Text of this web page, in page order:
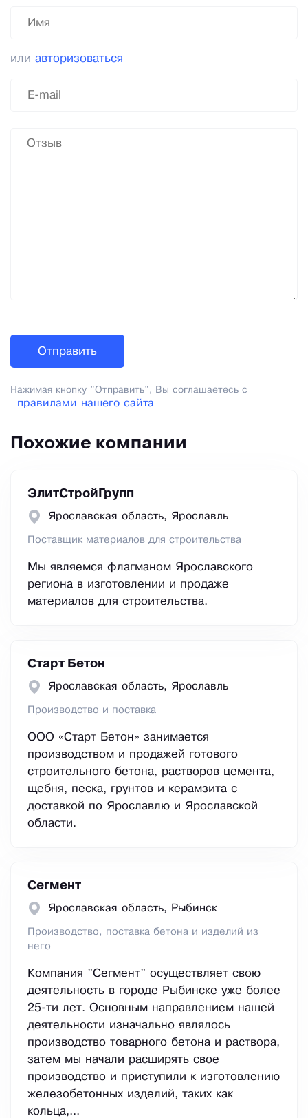
или авторизоваться
Нажимая кнопку "Отправить", Вы соглашаетесь с
правилами нашего сайта
Похожие компании
ЭлитСтройГрупп
Ярославская область, Ярославль
Поставщик материалов для строительства
Мы являемся флагманом Ярославского
региона в изготовлении и продаже
материалов для строительства.
Старт Бетон
Ярославская область, Ярославль
Производство и поставка
ООО «Старт Бетон» занимается
производством и продажей готового
строительного бетона, растворов цемента,
щебня, песка, грунтов и керамзита с
доставкой по Ярославлю и Ярославской
области.
Сегмент
Ярославская область, Рыбинск
Производство, поставка бетона и изделий из
него
Компания "Сегмент" осуществляет свою
деятельность в городе Рыбинске уже более
25-ти лет. Основным направлением нашей
деятельности изначально являлось
производство товарного бетона и раствора,
затем мы начали расширять свое
производство и приступили к изготовлению
железобетонных изделий, таких как
кольца,...